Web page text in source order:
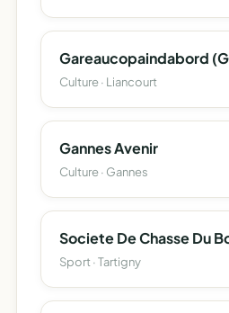
Gareaucopaindabord
Culture · Liancourt
Gannes Avenir
Culture · Gannes
Societe De Chasse Du
Sport · Tartigny